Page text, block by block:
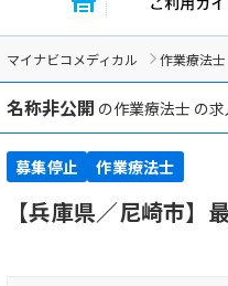
マイナビコメディカル 作業療法士
名称非公開 の作業療法士 の
募集停止 作業療法士
【兵庫県／尼崎市